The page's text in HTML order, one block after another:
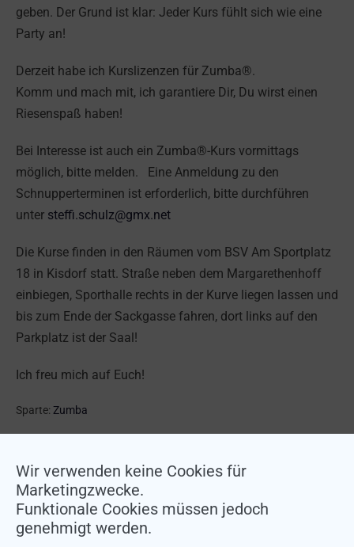
Wir verwenden keine Cookies für
Marketingzwecke.
Funktionale Cookies müssen jedoch
genehmigt werden.
geben. Der Grund ist klar: Jeder Kurs fühlt sich wie eine
Party an!
Derzeit habe ich Kurslizenzen für Zumba®.
Komm und mach mit, ich garantiere Dir, Du wirst einen
Riesenspaß haben!
Bei Interesse ist auch ein Zumba®-Kurs vormittags
möglich, bitte melden. Eine Anmeldung zu den
Schnupperterminen ist erforderlich, bitte durchführen
unter steffi.schulz@gmx.net
Die Kurse finden in den Räumen vom BSV Am Sportplatz
18 in Kisdorf statt. Straße neben dem Margarethenhoff
einbiegen, Sporthalle rechts in der Kurve liegen lassen und
bis zum Ende der Sackgasse fahren, dort links auf den
Parkplatz ist der Saal!
Ich freu mich auf Euch!
Sparte: Zumba
Handballsparte sucht Trainer →